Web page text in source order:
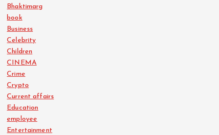
Bhaktimarg
book
Business
Celebrity
Children
CINEMA
Crime
Crypto
Current affairs
Education
employee
Entertainment